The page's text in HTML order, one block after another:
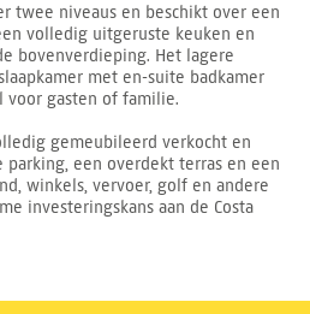
twee niveaus en beschikt over een
volledig uitgeruste keuken en
bovenverdieping. Het lagere
met en-suite badkamer
voor gasten of familie.
gemeubileerd verkocht en
een overdekt terras en een
winkels, vervoer, golf en andere
investeringskans aan de Costa